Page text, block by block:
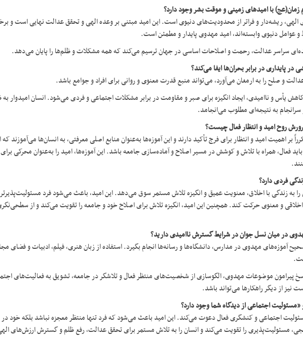
زمان(عج) با امیدهای زمینی و موقت بشر وجود دارد؟
الهی، ریشه‌دار و فراتر از محدودیت‌های دنیوی است. این امید مبتنی بر وعده الهی و تحقق عدالت نهایی است و
عوامل دنیوی وابسته‌اند، امید مهدوی پایدار و مطمئن است.
سراسر عدالت، رحمت و اصلاحات اساسی در جهان ترسیم می‌کند که همه مشکلات و ظلم‌ها را پایان می‌دهد.
پایداری در برابر بحران‌ها ایفا می‌کند؟
و صلح را به ارمغان می‌آورد، می‌تواند منبع قدرت معنوی و روانی برای افراد و جوامع باشد.
یأس و ناامیدی، ایجاد انگیزه برای صبر و مقاومت در برابر مشکلات اجتماعی و فردی می‌شود. انسان امیدوار
به نتیجه‌ای مطلوب می‌انجامد.
روح امید و انتظار فعال چیست؟
بر اهمیت امید و انتظار برای فرج تأکید دارند و این آموزه‌ها به‌عنوان منابع اصلی معرفتی، به انسان‌ها می‌آموزند
باید فعال، همراه با تلاش و کوشش در مسیر اصلاح و آماده‌سازی جامعه باشد. این آموزه‌ها، امید را به‌عنوان محرکی
فردی دارد؟
به زندگی با اخلاق، معنویت عمیق و انگیزه تلاش مستمر سوق می‌دهد. این امید، باعث می‌شود فرد مسئولیت‌پذیرتر
و معنوی حرکت کند. همچنین این امید، انگیزه تلاش برای اصلاح خود و جامعه را تقویت می‌کند و از
در میان نسل جوان در شرایط گسترش ناامیدی دارید؟
آموزه‌های مهدوی در مدارس، دانشگاه‌ها و رسانه‌ها انجام بگیرد. استفاده از زبان هنری، فیلم، ادبیات و فضای
پیرامون موضوعات مهدوی، الگوسازی از شخصیت‌های منتظر فعال و تلاشگر در جامعه، تشویق به فعالیت‌های
نیز از دیگر راهکارها می‌تواند باشد.
اجتماعی از دیدگاه شما وجود دارد؟
اجتماعی و کنشگری فعال دعوت می‌کند. این امید باعث می‌شود که فرد تنها منتظر معجزه نباشد بلکه خود در
مسئولیت‌پذیری را تقویت می‌کند و انسان را به تلاش مستمر برای تحقق عدالت، رفع ظلم و گسترش ارزش‌های